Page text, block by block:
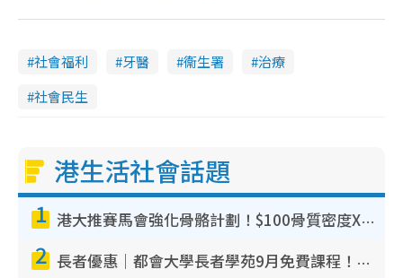
社會福利 牙醫 衞生署
治療
社會民生
港生活社會話題
1 港大推賽馬會強化骨骼計劃！$100骨質密度X光檢查 完成免費運動訓練送超市禮券！附參加資格
2 長者優惠｜都會大學長者學苑9月免費課程！多媒體/微電影創作/網絡安全 附報名方法教學